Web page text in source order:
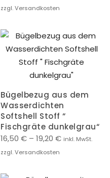
zzgl. Versandkosten
Bügelbezug aus dem
Wasserdichten
Softshell Stoff “
Fischgräte dunkelgrau“
16,50 € – 19,20 € inkl. MwSt.
zzgl. Versandkosten